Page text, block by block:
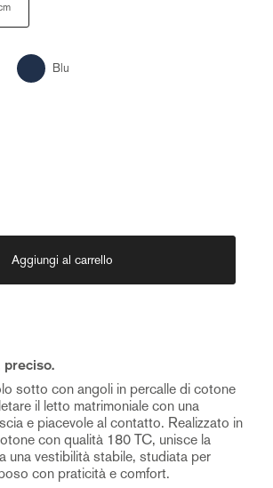
Blu
Aggiungi al carrello
preciso.
sotto con angoli in percalle di cotone
il letto matrimoniale con una
e piacevole al contatto. Realizzato in
con qualità 180 TC, unisce la
una vestibilità stabile, studiata per
con praticità e comfort.